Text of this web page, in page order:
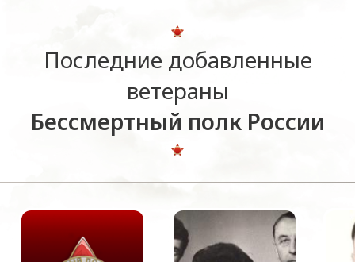
Последние добавленные
ветераны
Бессмертный полк России